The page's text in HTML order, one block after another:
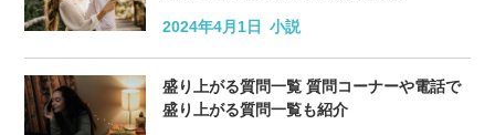
2024年4月1日 小説
盛り上がる質問一覧 質問コーナーや電話で
盛り上がる質問一覧も紹介